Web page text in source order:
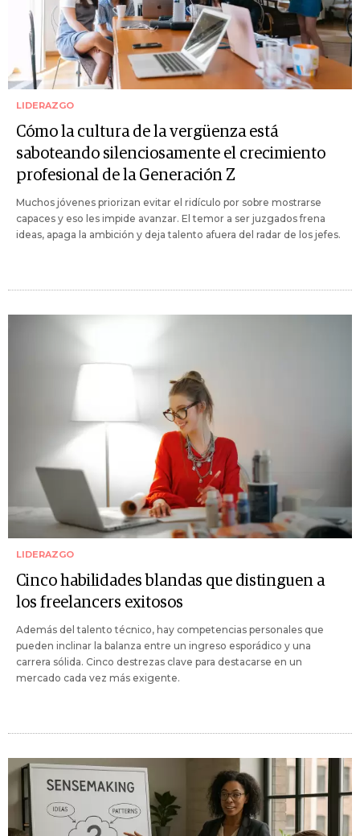
LIDERAZGO
Cómo la cultura de la vergüenza está
saboteando silenciosamente el crecimiento
profesional de la Generación Z
Muchos jóvenes priorizan evitar el ridículo por sobre mostrarse
capaces y eso les impide avanzar. El temor a ser juzgados frena
ideas, apaga la ambición y deja talento afuera del radar de los jefes.
LIDERAZGO
Cinco habilidades blandas que distinguen a
los freelancers exitosos
Además del talento técnico, hay competencias personales que
pueden inclinar la balanza entre un ingreso esporádico y una
carrera sólida. Cinco destrezas clave para destacarse en un
mercado cada vez más exigente.